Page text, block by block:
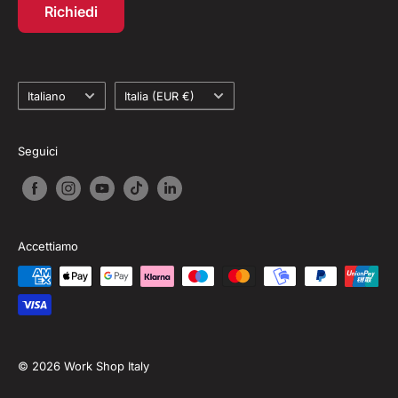
Recesso dal contratto
Richiedi
Lingua
Italiano Paese
Italia (EUR €)
Seguici
Accettiamo
© 2026 Work Shop Italy